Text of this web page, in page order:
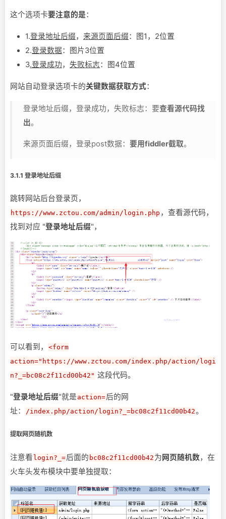
这个选项卡要注意的是：
1.登录地址后缀， 来源页面后缀：图1，2位置
2.登录数据：图片3位置
3.登录成功， 失败标志：图4位置
网站自动登录选项卡的关键数据获取方式：
登录地址后缀，登录成功，失败标志：要查看源代码找
出。
来源页面后缀，登录post数据：要用fiddler截取。
3.1.1 登录地址后缀
跳转网站后台登录页，
https://www.zctou.com/admin/login.php ，查看源代码，
找到对应 "登录地址后缀"，
可以看到，
<form
action="https://www.zctou.com/index.php/action/logi
n?_=bc08c2f11cd00b42" 这段代码。
"登录地址后缀"就是 action=后的网
址：
/index.php/action/login?_=bc08c2f11cd00b42。
提取网页随机数
注意看 login?_=后面的 bc08c2f11cd00b42 为 网页随机数，在
火车头发布模块中要单独提取：